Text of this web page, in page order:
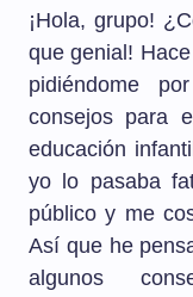
¡Hola, grupo!
que genial!
pidiéndome
consejos para
educación
yo lo pasaba
público y me
Así que he
algunos